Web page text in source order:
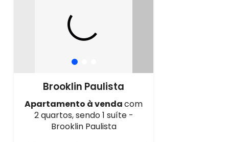
Brooklin Paulista
Apartamento à vendacom
2 quartos, sendo 1 suíte -
Brooklin Paulista